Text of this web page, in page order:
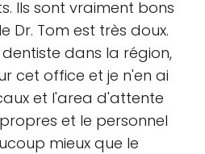
Ils sont vraiment bons
Dr. Tom est très doux.
dans la région,
cet office et je n'en ai
et l'area d'attente
et le personnel
mieux que le